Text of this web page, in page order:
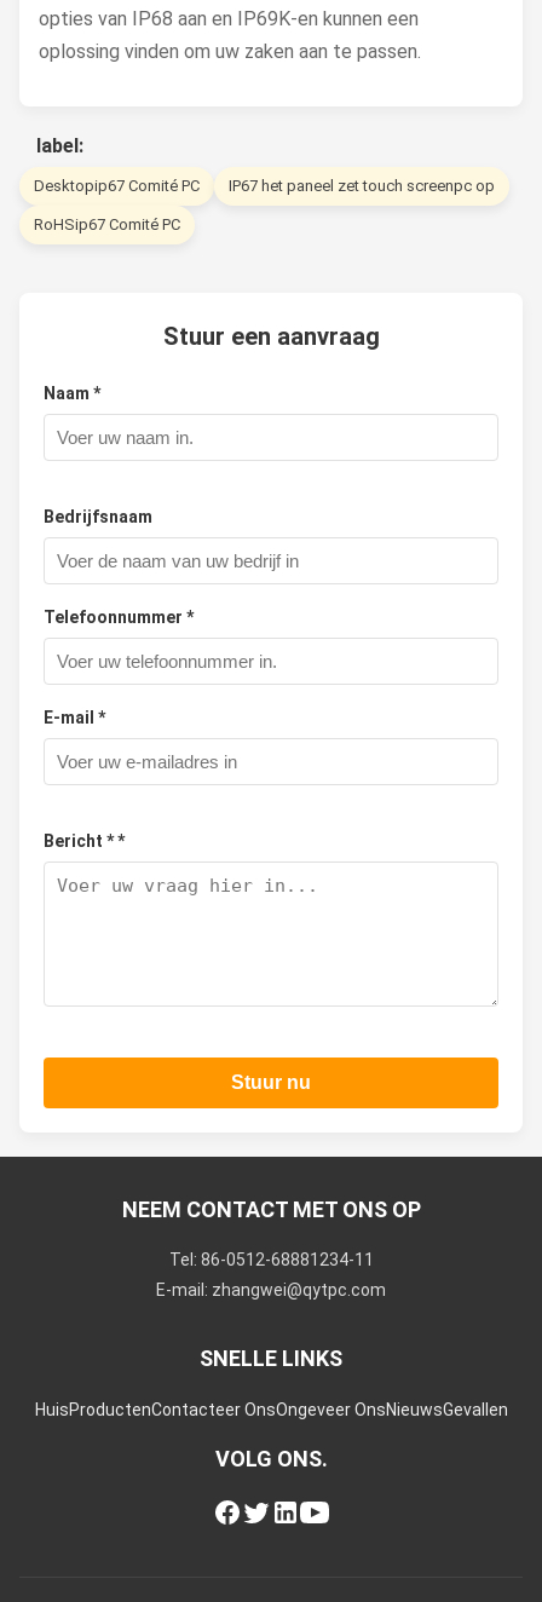
opties van IP68 aan en IP69K-en kunnen een
oplossing vinden om uw zaken aan te passen.
label:
Desktopip67 Comité PC IP67 het paneel zet touch screenpc op
RoHSip67 Comité PC
Stuur een aanvraag
Naam *
Bedrijfsnaam
Telefoonnummer *
E-mail *
Bericht * *
Stuur nu
NEEM CONTACT MET ONS OP
Tel: 86-0512-68881234-11
E-mail: zhangwei@qytpc.com
SNELLE LINKS
HuisProductenContacteer OnsOngeveer OnsNieuwsGevallen
VOLG ONS.